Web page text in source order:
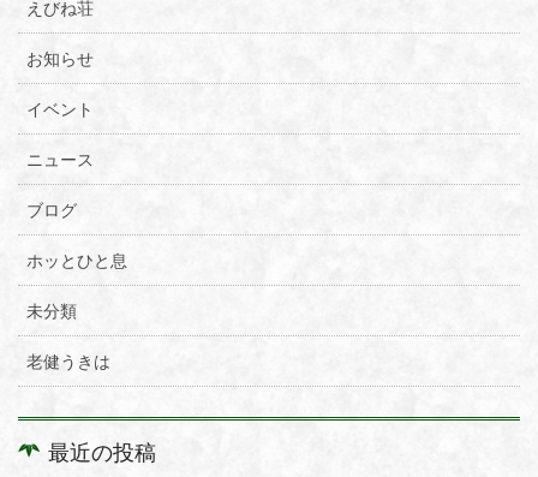
えびね荘
お知らせ
イベント
ニュース
ブログ
ホッとひと息
未分類
老健うきは
最近の投稿